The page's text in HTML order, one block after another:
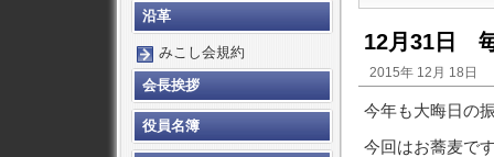
12月31日
2015年 12月 18日
今年も大晦日の
今回はお蕎麦で
沿革
みこし会規約
会長挨拶
役員名簿